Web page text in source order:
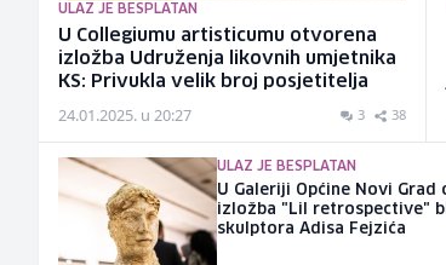
ULAZ JE BESPLATAN
U Collegiumu artisticumu otvorena
izložba Udruženja likovnih umjetnika
KS: Privukla velik broj posjetitelja
24.01.2025. u 20:27 3 38
ULAZ JE BESPLATAN
U Galeriji Općine Novi Grad
izložba "Lil retrospective"
skulptora Adisa Fejzića